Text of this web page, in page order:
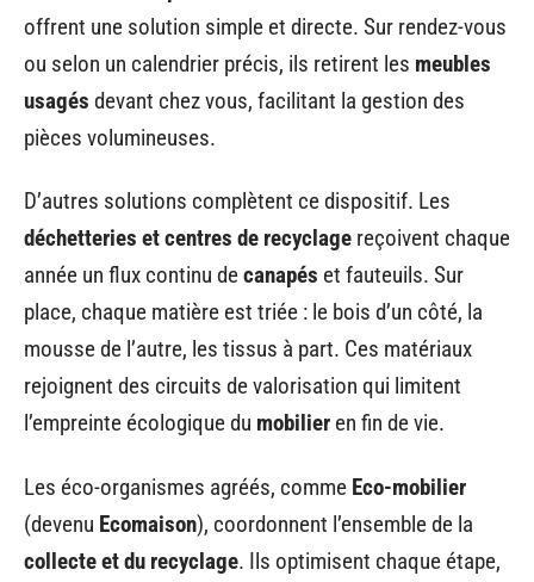
offrent une solution simple et directe. Sur rendez-vous
ou selon un calendrier précis, ils retirent les meubles
usagés devant chez vous, facilitant la gestion des
pièces volumineuses.
D’autres solutions complètent ce dispositif. Les
déchetteries et centres de recyclage reçoivent chaque
année un flux continu decanapés et fauteuils. Sur
place, chaque matière est triée : le bois d’un côté, la
mousse de l’autre, les tissus à part. Ces matériaux
rejoignent des circuits de valorisation qui limitent
l’empreinte écologique du mobilier en fin de vie.
Les éco-organismes agréés, comme Eco-mobilier
(devenu Ecomaison), coordonnent l’ensemble de la
collecte et du recyclage. Ils optimisent chaque étape,